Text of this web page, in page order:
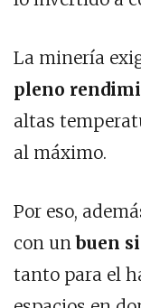
La minería
pleno
altas
al máximo.
Por eso,
con unbuen
tanto para el